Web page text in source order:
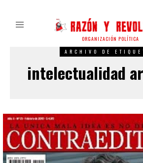
ORGANIZACIÓN POLÍTICA
ARCHIVO DE
intelectualidad